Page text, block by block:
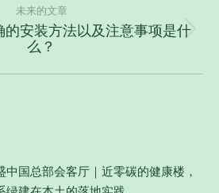
的
文
章：
未来的文章
未
来
的
的安装方法以及注意事项是什
么？
中国总部会客厅｜近零碳的健康楼，